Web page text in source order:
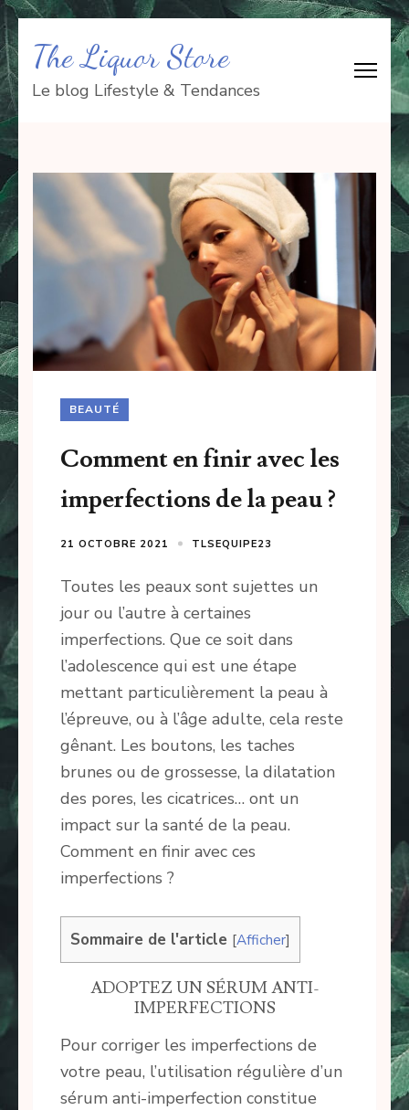
Aller
au
contenu
(Pressez
Entrée)
The Liquor Store
Le blog Lifestyle & Tendances
BEAUTÉ
Comment en finir avec les
imperfections de la peau ?
21 OCTOBRE 2021 TLSEQUIPE23
Toutes les peaux sont sujettes un
jour ou l’autre à certaines
imperfections. Que ce soit dans
l’adolescence qui est une étape
mettant particulièrement la peau à
l’épreuve, ou à l’âge adulte, cela reste
gênant. Les boutons, les taches
brunes ou de grossesse, la dilatation
des pores, les cicatrices… ont un
impact sur la santé de la peau.
Comment en finir avec ces
imperfections ?
Sommaire de l'article [Afficher]
ADOPTEZ UN SÉRUM ANTI-
IMPERFECTIONS
Pour corriger les imperfections de
votre peau, l’utilisation régulière d’un
sérum anti-imperfection constitue